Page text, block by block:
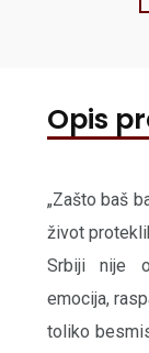
Opis
„Zašto baš
život
Srbiji nije
emocija,
toliko